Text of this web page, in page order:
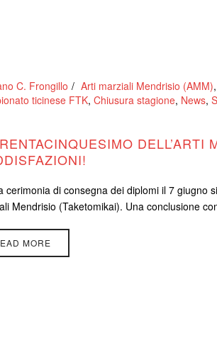
C. Frongillo Arti marziali Mendrisio (AMM),
ticinese FTK, Chiusura stagione, News,
DELL’ARTI
cerimonia di consegna dei diplomi il 7 giugno
Mendrisio (Taketomikai). Una conclusione
MORE